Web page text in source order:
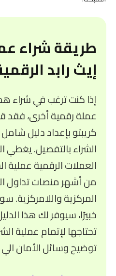
طريقة شراء
إيث رابد
إذا كنت ترغب في شراء
عملة رقمية أخرى، فقد
كريبتو بإعداد دليل
الشراء بالتفصيل. يغطي
العملات الرقمية عملية
من أشهر منصات تداول
المركزية واللامركزية.
خبيرًا، سيوفر لك هذا
تحتاجها لإتمام عملية
توضيح وسائل الأمان